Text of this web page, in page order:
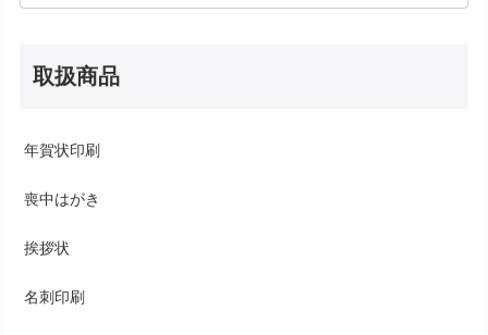
取扱商品
年賀状印刷
喪中はがき
挨拶状
名刺印刷